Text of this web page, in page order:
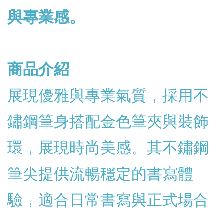
與專業感。
商品介紹
展現優雅與專業氣質，採用不
鏽鋼筆身搭配金色筆夾與裝飾
環，展現時尚美感。其不鏽鋼
筆尖提供流暢穩定的書寫體
驗，適合日常書寫與正式場合